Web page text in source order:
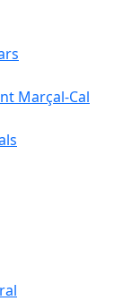
Marçal-Cal